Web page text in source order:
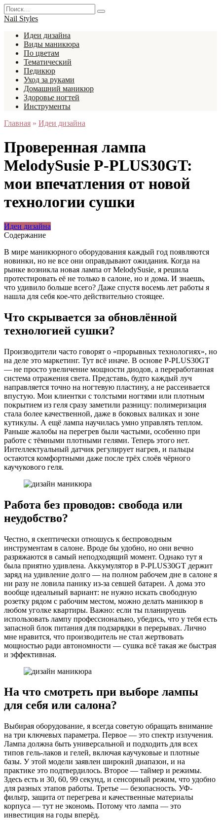
Перейти
к
содержанию
Search
for:
Nail Styles
Идеи дизайна
Виды маникюра
По цветам
Тематический
Педикюр
Уход за руками
Домашний маникюр
Здоровье ногтей
Инструменты
Главная » Идеи дизайна
Проверенная лампа
MelodySusie P-PLUS30GT:
мои впечатления от новой
технологии сушки
Идеи дизайна
Содержание
В мире маникюрного оборудования каждый год появляются
новинки, но не все они оправдывают ожидания. Когда на
рынке возникла новая лампа от MelodySusie, я решила
протестировать её не только в салоне, но и дома. И знаешь,
что удивило больше всего? Даже спустя восемь лет работы я
нашла для себя кое-что действительно стоящее.
Что скрывается за обновлённой
технологией сушки?
Производители часто говорят о «прорывных технологиях», но
на деле это маркетинг. Тут всё иначе. В основе P-PLUS30GT
— не просто увеличение мощности диодов, а переработанная
система отражения света. Представь, будто каждый луч
направляется точно на ногтевую пластину, а не рассеивается
впустую. Мои клиентки с толстыми ногтями или плотным
покрытием из геля сразу заметили разницу: полимеризация
стала более качественной, даже в боковых валиках и зоне
кутикулы. А ещё лампа научилась умно управлять теплом.
Раньше жалобы на перегрев были частыми, особенно при
работе с тёмными плотными гелями. Теперь этого нет.
Интеллектуальный датчик регулирует нагрев, и пальцы
остаются комфортными даже после трёх слоёв чёрного
каучукового геля.
Работа без проводов: свобода или
неудобство?
Честно, я скептически отношусь к беспроводным
инструментам в салоне. Вроде бы удобно, но они вечно
разряжаются в самый неподходящий момент. Однако тут я
была приятно удивлена. Аккумулятор в P-PLUS30GT держит
заряд на удивление долго — на полном рабочем дне в салоне я
ни разу не ловила панику из-за севшей батареи. А дома это
вообще идеальный вариант: не нужно искать свободную
розетку рядом с рабочим местом, можно делать маникюр в
любом уголке квартиры. Важно: если ты планируешь
использовать лампу профессионально, убедись, что у тебя есть
запасной блок питания для подзарядки в перерывах. Лично
мне нравится, что производитель не стал жертвовать
мощностью ради автономности — сушка всё такая же быстрая
и эффективная.
На что смотреть при выборе лампы
для себя или салона?
Выбирая оборудование, я всегда советую обращать внимание
на три ключевых параметра. Первое — это спектр излучения.
Лампа должна быть универсальной и подходить для всех
типов гель-лаков и гелей, включая каучуковые и плотные
базы. У этой модели заявлен широкий диапазон, и на
практике это подтвердилось. Второе — таймер и режимы.
Здесь есть и 30, 60, 99 секунд, и сенсорный режим, что удобно
для разных этапов работы. Третье — безопасность. УФ-
фильтр, защита от перегрева и качественные материалы
корпуса — тут не экономь. Потому что лампа — это
инвестиция на годы вперёд.